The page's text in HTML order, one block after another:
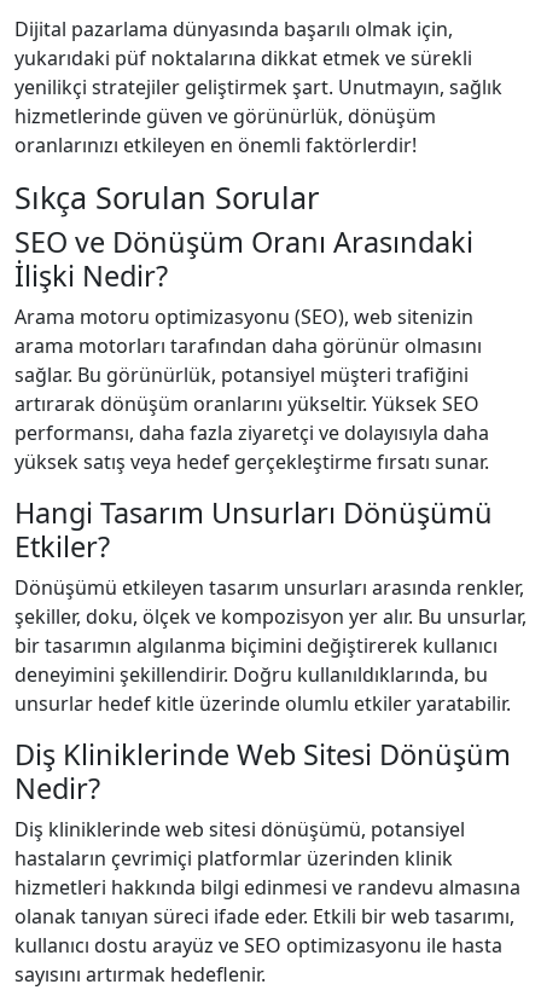
Dijital pazarlama dünyasında başarılı olmak için,
yukarıdaki püf noktalarına dikkat etmek ve sürekli
yenilikçi stratejiler geliştirmek şart. Unutmayın, sağlık
hizmetlerinde güven ve görünürlük, dönüşüm
oranlarınızı etkileyen en önemli faktörlerdir!
Sıkça Sorulan Sorular
SEO ve Dönüşüm Oranı Arasındaki
İlişki Nedir?
Arama motoru optimizasyonu (SEO), web sitenizin
arama motorları tarafından daha görünür olmasını
sağlar. Bu görünürlük, potansiyel müşteri trafiğini
artırarak dönüşüm oranlarını yükseltir. Yüksek SEO
performansı, daha fazla ziyaretçi ve dolayısıyla daha
yüksek satış veya hedef gerçekleştirme fırsatı sunar.
Hangi Tasarım Unsurları Dönüşümü
Etkiler?
Dönüşümü etkileyen tasarım unsurları arasında renkler,
şekiller, doku, ölçek ve kompozisyon yer alır. Bu unsurlar,
bir tasarımın algılanma biçimini değiştirerek kullanıcı
deneyimini şekillendirir. Doğru kullanıldıklarında, bu
unsurlar hedef kitle üzerinde olumlu etkiler yaratabilir.
Diş Kliniklerinde Web Sitesi Dönüşüm
Nedir?
Diş kliniklerinde web sitesi dönüşümü, potansiyel
hastaların çevrimiçi platformlar üzerinden klinik
hizmetleri hakkında bilgi edinmesi ve randevu almasına
olanak tanıyan süreci ifade eder. Etkili bir web tasarımı,
kullanıcı dostu arayüz ve SEO optimizasyonu ile hasta
sayısını artırmak hedeflenir.